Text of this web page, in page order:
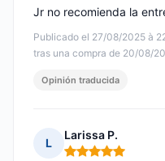
Publicado el 27/08/2025 à
tras una compra de 20/08/
Jr no recomienda la
Opinión traducida
L
Larissa P.
Nota: 5 de 5